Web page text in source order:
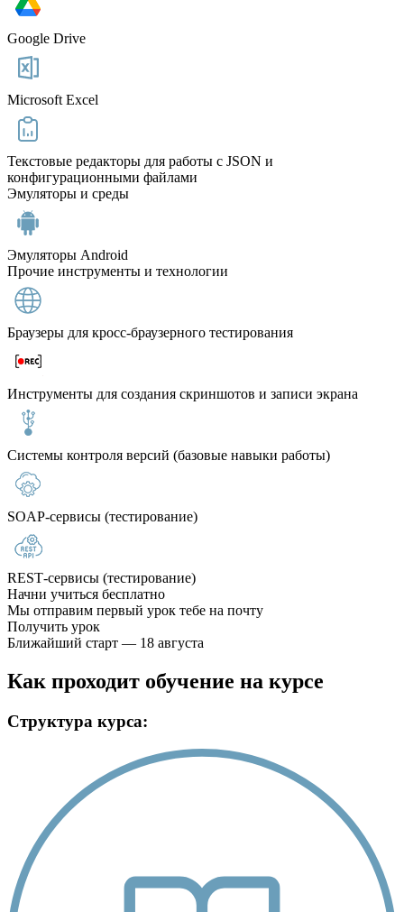
Google Drive
Microsoft Excel
Текстовые редакторы для работы с JSON и
конфигурационными файлами
Эмуляторы и среды
Эмуляторы Android
Прочие инструменты и технологии
Браузеры для кросс‑браузерного тестирования
Инструменты для создания скриншотов и записи экрана
Системы контроля версий (базовые навыки работы)
SOAP‑сервисы (тестирование)
REST‑сервисы (тестирование)
Начни учиться бесплатно
Мы отправим первый урок тебе на почту
Получить урок
Ближайший старт — 18 августа
Как проходит обучение на курсе
Структура курса: